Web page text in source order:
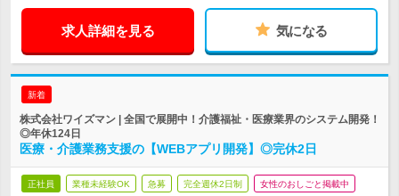
求人詳細を見る 気になる
新着
株式会社ワイズマン | 全国で展開中！介護福祉・医療業界のシステム開発！
◎年休124日
医療・介護業務支援の【WEBアプリ開発】◎完休2日
正社員 業種未経験OK 急募 完全週休2日制 女性のおしごと掲載中